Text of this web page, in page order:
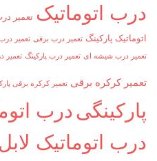
اتوماتیک تعمیر درب
پارکینگ تعمیر درب برقی تعمیر درب برقی
شیشه ای تعمیر درب پارکینگ تعمیر درب کرکره
برقی تعمیر کرکره برقی پارکینگ جک
درب
لابل